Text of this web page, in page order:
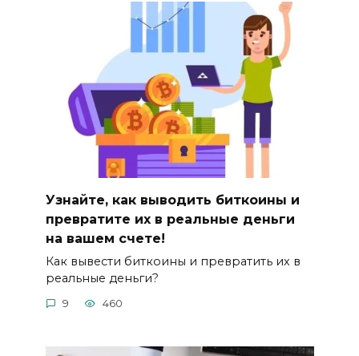
Узнайте, как выводить биткоины и
превратите их в реальные деньги
на вашем счете!
Как вывести биткоины и превратить их в
реaльные деньги?
9 460